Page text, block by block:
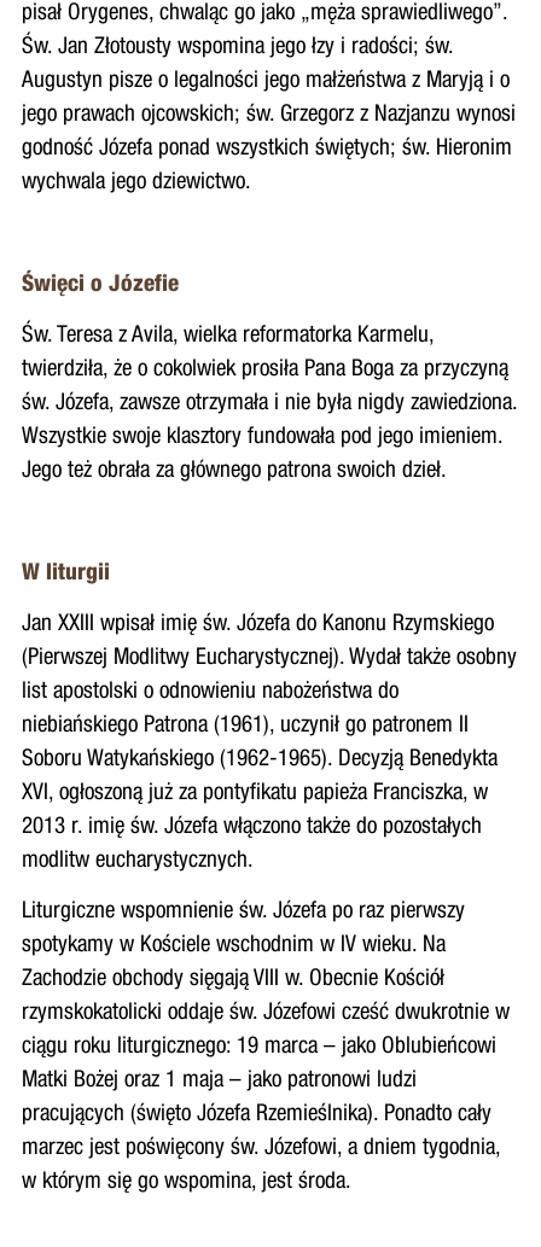
pisał Orygenes, chwaląc go jako „męża sprawiedliwego”.
Św. Jan Złotousty wspomina jego łzy i radości; św.
Augustyn pisze o legalności jego małżeństwa z Maryją i o
jego prawach ojcowskich; św. Grzegorz z Nazjanzu wynosi
godność Józefa ponad wszystkich świętych; św. Hieronim
wychwala jego dziewictwo.
Święci o Józefie
Św. Teresa z Avila, wielka reformatorka Karmelu,
twierdziła, że o cokolwiek prosiła Pana Boga za przyczyną
św. Józefa, zawsze otrzymała i nie była nigdy zawiedziona.
Wszystkie swoje klasztory fundowała pod jego imieniem.
Jego też obrała za głównego patrona swoich dzieł.
W liturgii
Jan XXIII wpisał imię św. Józefa do Kanonu Rzymskiego
(Pierwszej Modlitwy Eucharystycznej). Wydał także osobny
list apostolski o odnowieniu nabożeństwa do
niebiańskiego Patrona (1961), uczynił go patronem II
Soboru Watykańskiego (1962-1965). Decyzją Benedykta
XVI, ogłoszoną już za pontyfikatu papieża Franciszka, w
2013 r. imię św. Józefa włączono także do pozostałych
modlitw eucharystycznych.
Liturgiczne wspomnienie św. Józefa po raz pierwszy
spotykamy w Kościele wschodnim w IV wieku. Na
Zachodzie obchody sięgają VIII w. Obecnie Kościół
rzymskokatolicki oddaje św. Józefowi cześć dwukrotnie w
ciągu roku liturgicznego: 19 marca – jako Oblubieńcowi
Matki Bożej oraz 1 maja – jako patronowi ludzi
pracujących (święto Józefa Rzemieślnika). Ponadto cały
marzec jest poświęcony św. Józefowi, a dniem tygodnia,
w którym się go wspomina, jest środa.